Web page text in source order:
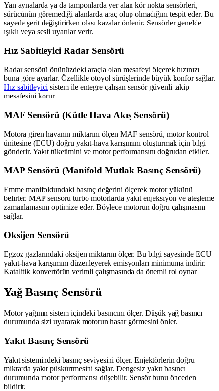
Yan aynalarda ya da tamponlarda yer alan kör nokta sensörleri,
sürücünün göremediği alanlarda araç olup olmadığını tespit eder. Bu
sayede şerit değiştirirken olası kazalar önlenir. Sensörler genelde
ışıklı veya sesli uyarılar verir.
Hız Sabitleyici Radar Sensörü
Radar sensörü önünüzdeki araçla olan mesafeyi ölçerek hızınızı
buna göre ayarlar. Özellikle otoyol sürüşlerinde büyük konfor sağlar.
Hız sabitleyici sistem ile entegre çalışan sensör güvenli takip
mesafesini korur.
MAF Sensörü (Kütle Hava Akış Sensörü)
Motora giren havanın miktarını ölçen MAF sensörü, motor kontrol
ünitesine (ECU) doğru yakıt-hava karışımını oluşturmak için bilgi
gönderir. Yakıt tüketimini ve motor performansını doğrudan etkiler.
MAP Sensörü (Manifold Mutlak Basınç Sensörü)
Emme manifoldundaki basınç değerini ölçerek motor yükünü
belirler. MAP sensörü turbo motorlarda yakıt enjeksiyon ve ateşleme
zamanlamasını optimize eder. Böylece motorun doğru çalışmasını
sağlar.
Oksijen Sensörü
Egzoz gazlarındaki oksijen miktarını ölçer. Bu bilgi sayesinde ECU
yakıt-hava karışımını düzenleyerek emisyonları minimuma indirir.
Katalitik konvertörün verimli çalışmasında da önemli rol oynar.
Yağ Basınç Sensörü
Motor yağının sistem içindeki basıncını ölçer. Düşük yağ basıncı
durumunda sizi uyararak motorun hasar görmesini önler.
Yakıt Basınç Sensörü
Yakıt sistemindeki basınç seviyesini ölçer. Enjektörlerin doğru
miktarda yakıt püskürtmesini sağlar. Dengesiz yakıt basıncı
durumunda motor performansı düşebilir. Sensör bunu önceden
bildirir.